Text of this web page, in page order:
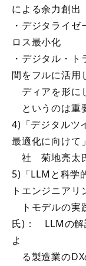
による余力創出
・デジタライ
ロス最小化
・デジタル・
間をフルに活用
ディアを形に
というのは重
4)「デジタルツ
最適化に向け
社 菊地亮太
5)「LLMと科学
トエンジニア
トモデルの実
氏)： LLMの解
よ
る製造業のDX